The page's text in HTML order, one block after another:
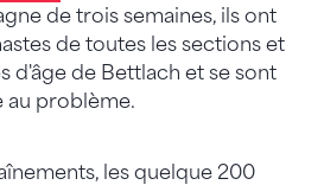
de trois semaines, ils ont
de toutes les sections et
d'âge de Bettlach et se sont
au problème.
les quelque 200